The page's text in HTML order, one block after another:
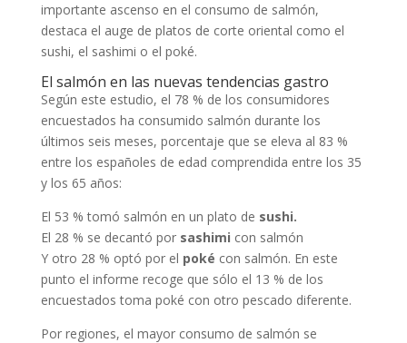
importante ascenso en el consumo de salmón,
destaca el auge de platos de corte oriental como el
sushi, el sashimi o el poké.
El salmón en las nuevas tendencias gastro
Según este estudio, el 78 % de los consumidores
encuestados ha consumido salmón durante los
últimos seis meses, porcentaje que se eleva al 83 %
entre los españoles de edad comprendida entre los 35
y los 65 años:
El 53 % tomó salmón en un plato de sushi.
El 28 % se decantó por sashimi con salmón
Y otro 28 % optó por el poké con salmón. En este
punto el informe recoge que sólo el 13 % de los
encuestados toma poké con otro pescado diferente.
Por regiones, el mayor consumo de salmón se